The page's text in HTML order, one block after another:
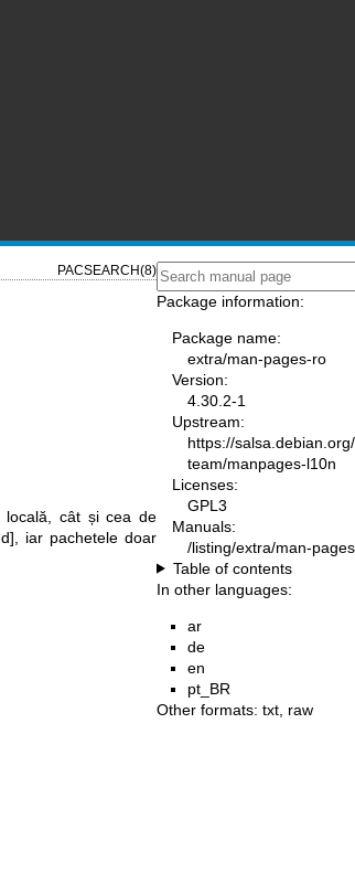
PACSEARCH(8)
locală, cât și cea de
iar pachetele doar
Package information:
Package name:
extra/man-pages-ro
Version:
4.30.2-1
Upstream:
https://
team/manpages-l10n
Licenses:
GPL3
Manuals:
/listing/extra/man-
Table of contents
In other languages:
ar
de
en
pt_BR
Other formats: txt raw